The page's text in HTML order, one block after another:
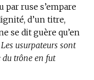
par ruse s’empare
d’un titre,
se dit guère qu’en
Les usurpateurs sont
du trône en fut